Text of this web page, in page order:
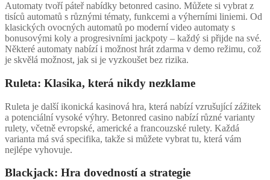
Automaty tvoří páteř nabídky betonred casino. Můžete si vybrat z
tisíců automatů s různými tématy, funkcemi a výherními liniemi. Od
klasických ovocných automatů po moderní video automaty s
bonusovými koly a progresivními jackpoty – každý si přijde na své.
Některé automaty nabízí i možnost hrát zdarma v demo režimu, což
je skvělá možnost, jak si je vyzkoušet bez rizika.
Ruleta: Klasika, která nikdy nezklame
Ruleta je další ikonická kasinová hra, která nabízí vzrušující zážitek
a potenciální vysoké výhry. Betonred casino nabízí různé varianty
rulety, včetně evropské, americké a francouzské rulety. Každá
varianta má svá specifika, takže si můžete vybrat tu, která vám
nejlépe vyhovuje.
Blackjack: Hra dovedností a strategie